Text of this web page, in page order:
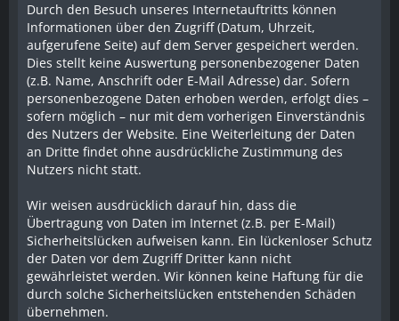
Durch den Besuch unseres Internetauftritts können
Informationen über den Zugriff (Datum, Uhrzeit,
aufgerufene Seite) auf dem Server gespeichert werden.
Dies stellt keine Auswertung personenbezogener Daten
(z.B. Name, Anschrift oder E-Mail Adresse) dar. Sofern
personenbezogene Daten erhoben werden, erfolgt dies –
sofern möglich – nur mit dem vorherigen Einverständnis
des Nutzers der Website. Eine Weiterleitung der Daten
an Dritte findet ohne ausdrückliche Zustimmung des
Nutzers nicht statt.
Wir weisen ausdrücklich darauf hin, dass die
Übertragung von Daten im Internet (z.B. per E-Mail)
Sicherheitslücken aufweisen kann. Ein lückenloser Schutz
der Daten vor dem Zugriff Dritter kann nicht
gewährleistet werden. Wir können keine Haftung für die
durch solche Sicherheitslücken entstehenden Schäden
übernehmen.